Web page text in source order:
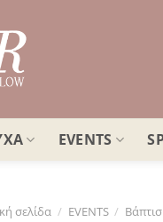
EVENTS
σελίδα / EVENTS /